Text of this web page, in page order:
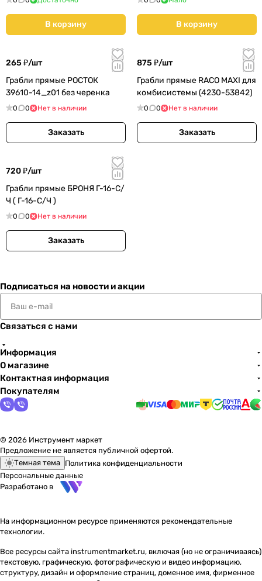
В корзину В корзину
265 ₽/шт
Грабли прямые РОСТОК
39610-14_z01 без черенка
0 0 Нет в наличии
Заказать
875 ₽/шт
Грабли прямые RACO MAXI для
комбисистемы (4230-53842)
0 0 Нет в наличии
Заказать
720 ₽/шт
Грабли прямые БРОНЯ Г-16-С/
Ч ( Г-16-С/Ч )
0 0 Нет в наличии
Заказать
Подписаться на новости и акции
Связаться с нами
Информация
О магазине
Контактная информация
Покупателям
© 2026 Инструмент маркет
Предложение не является публичной офертой.
Темная тема Политика конфиденциальности
Персональные данные
Разработано в
На информационном ресурсе применяются рекомендательные
технологии.
Все ресурсы сайта instrumentmarket.ru, включая (но не ограничиваясь)
текстовую, графическую, фотографическую и видео информацию,
структуру, дизайн и оформление страниц, доменное имя, фирменное